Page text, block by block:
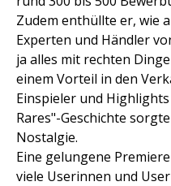
Zudem enthüllte er, wie
Experten und Händler
ja alles mit rechten
einem Vorteil in den
Einspieler und
Rares"-Geschichte
Nostalgie.
Eine gelungene
viele Userinnen und